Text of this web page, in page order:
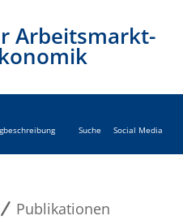
Arbeitsmarkt-
Suche Social Media
Publikationen